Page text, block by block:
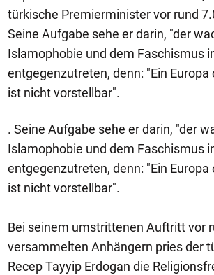
türkische Premierminister vor rund
Seine Aufgabe sehe er darin, "der
Islamophobie und dem Faschismus
entgegenzutreten, denn: "Ein Europa
ist nicht vorstellbar".
. Seine Aufgabe sehe er darin, "der
Islamophobie und dem Faschismus
entgegenzutreten, denn: "Ein Europa
ist nicht vorstellbar".
Bei seinem umstrittenen Auftritt vor
versammelten Anhängern pries der
Recep Tayyip Erdogan die